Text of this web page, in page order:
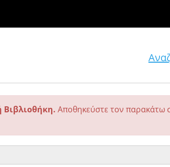
Βιβλιοθήκη. Αποθηκεύστε τον παρακάτω